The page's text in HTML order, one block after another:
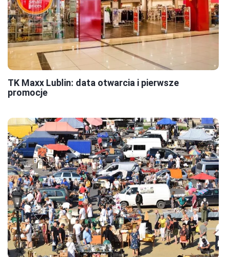
TK Maxx Lublin: data otwarcia i pierwsze
promocje